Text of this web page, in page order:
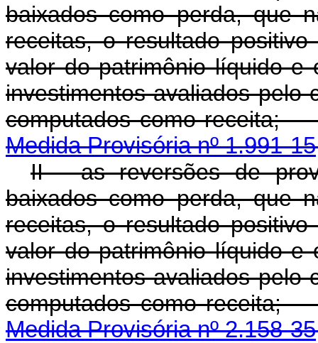
baixados como perda, que
receitas, o resultado
valor do patrimônio líquido e
investimentos avaliados pelo
computados
Medida Provisória nº 1.991-
II - as reversões de
baixados como perda, que
receitas, o resultado
valor do patrimônio líquido e
investimentos avaliados pelo
computados
Medida Provisória nº 2.158-